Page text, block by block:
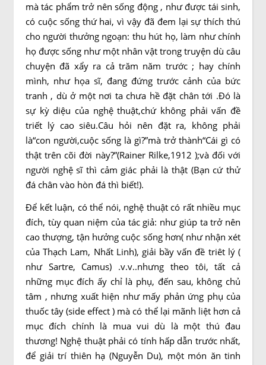
mà tác phẩm trở nên sống động , như được tái sinh,
có cuộc sống thứ hai, vì vậy đã đem lại sự thích thú
cho người thưởng ngoạn: thu hút họ, làm như chính
họ được sống như một nhân vật trong truyện dù câu
chuyện đã xẩy ra cả trăm năm trước ; hay chính
mình, như họa sĩ, đang đứng trước cảnh của bức
tranh , dù ở một nơi ta chưa hề đặt chân tới .Đó là
sự kỳ diệu của nghệ thuật,chứ không phải vấn đề
triết lý cao siêu.Câu hỏi nên đặt ra, không phải
là“con người,cuộc sống là gì?”mà trở thành“Cái gì có
thật trên cõi đời này?”(Rainer Rilke,1912 );và đối với
người nghệ sĩ thì cảm giác phải là thật (Bạn cứ thử
đá chân vào hòn đá thì biết!).
Để kết luận, có thể nói, nghệ thuật có rất nhiều mục
đích, tùy quan niệm của tác giả: như giúp ta trở nên
cao thượng, tận hưởng cuộc sống hơn( như nhận xét
của Thạch Lam, Nhất Linh), giải bầy vấn đề triêt lý (
như Sartre, Camus) .v.v..nhưng theo tôi, tất cả
những mục đích ấy chỉ là phụ, đến sau, không chủ
tâm , nhưng xuất hiện như mấy phản ứng phụ của
thuốc tây (side effect ) mà có thể lại mãnh liệt hơn cả
mục đích chính là mua vui dù là một thú đau
thương! Nghệ thuật phải có tính hấp dẫn trước nhất,
để giải trí thiên hạ (Nguyễn Du), một món ăn tinh